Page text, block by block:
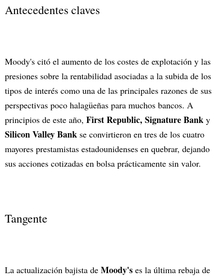
Antecedentes claves
Moody's citó el aumento de los costes de explotación y las
presiones sobre la rentabilidad asociadas a la subida de los
tipos de interés como una de las principales razones de sus
perspectivas poco halagüeñas para muchos bancos. A
principios de este año, First Republic, Signature Bank y
Silicon Valley Bank se convirtieron en tres de los cuatro
mayores prestamistas estadounidenses en quebrar, dejando
sus acciones cotizadas en bolsa prácticamente sin valor.
Tangente
La actualización bajista de Moody's es la última rebaja de